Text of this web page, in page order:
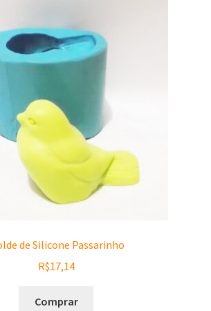
de Silicone Passarinho
R$17,14
Comprar